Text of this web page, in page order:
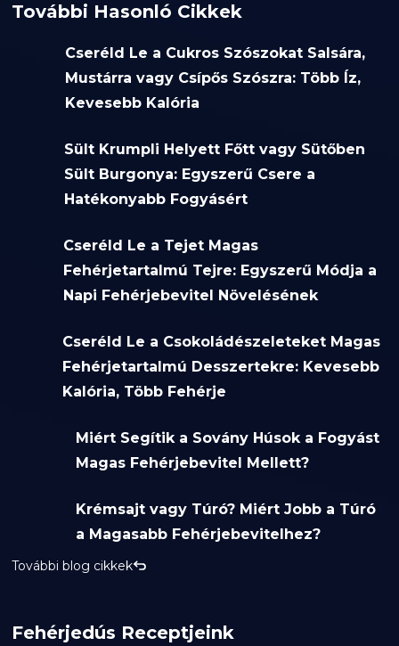
További Hasonló Cikkek
Cseréld Le a Cukros Szószokat Salsára,
Mustárra vagy Csípős Szószra: Több Íz,
Kevesebb Kalória
Sült Krumpli Helyett Főtt vagy Sütőben
Sült Burgonya: Egyszerű Csere a
Hatékonyabb Fogyásért
Cseréld Le a Tejet Magas
Fehérjetartalmú Tejre: Egyszerű Módja a
Napi Fehérjebevitel Növelésének
Cseréld Le a Csokoládészeleteket Magas
Fehérjetartalmú Desszertekre: Kevesebb
Kalória, Több Fehérje
Miért Segítik a Sovány Húsok a Fogyást
Magas Fehérjebevitel Mellett?
Krémsajt vagy Túró? Miért Jobb a Túró
a Magasabb Fehérjebevitelhez?
További blog cikkek
Fehérjedús Receptjeink